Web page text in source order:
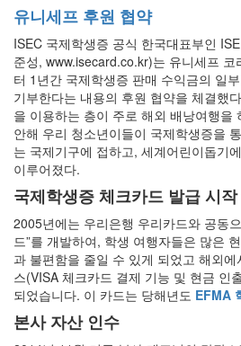
유니세프 후원 협약
ISEC 국제학생증 공식 한국대표부인
준성, www.isecard.co.kr)는 유니세프
터 1년간 국제학생증 판매 수익금의 일
기부한다는 내용의 후원 협약을 체결했
을 이용하는 층이 주로 해외 배낭여행을
안해 우리 청소년이들이 국제학생증을
는 국제기구에 접하고, 세계어린이돕기
이루어졌다.
국제학생증 체크카드 발급 시작
2005년에는 우리은행 우리카드와 공동
드”를 개발하여, 학생 여행자들은 많은
과 불편함을 줄일 수 있게 되었고 해외
스(VISA 체크카드 결제 기능 및 현금 인
되었습니다. 이 카드는 당해년도 EFMA
본사 자산 인수